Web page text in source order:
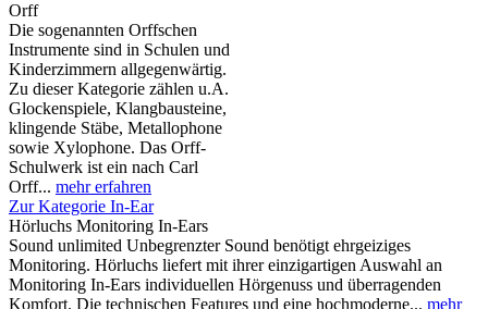
Orff
Die sogenannten Orffschen
Instrumente sind in Schulen und
Kinderzimmern allgegenwärtig.
Zu dieser Kategorie zählen u.A.
Glockenspiele, Klangbausteine,
klingende Stäbe, Metallophone
sowie Xylophone. Das Orff-
Schulwerk ist ein nach Carl
Orff... mehr erfahren
Zur Kategorie In-Ear
Hörluchs Monitoring In-Ears
Sound unlimited Unbegrenzter Sound benötigt ehrgeiziges
Monitoring. Hörluchs liefert mit ihrer einzigartigen Auswahl an
Monitoring In-Ears individuellen Hörgenuss und überragenden
Komfort. Die technischen Features und eine hochmoderne... mehr